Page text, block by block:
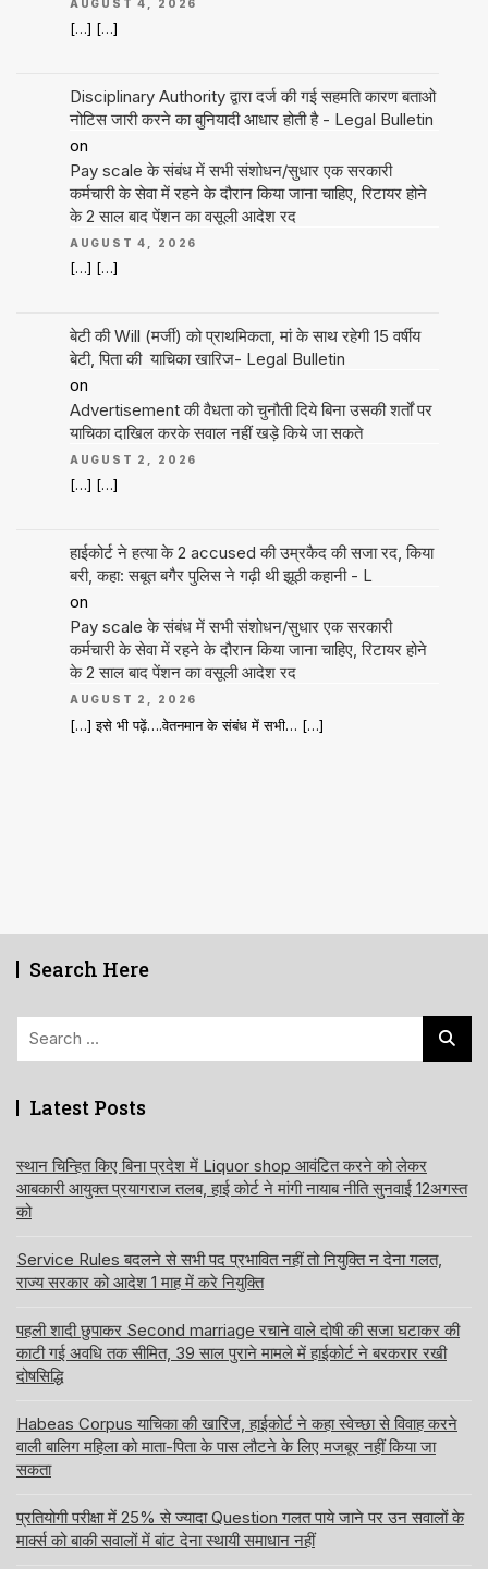
AUGUST 4, 2026
[…] […]
Disciplinary Authority द्वारा दर्ज की गई सहमति कारण बताओ
नोटिस जारी करने का बुनियादी आधार होती है - Legal Bulletin
on
Pay scale के संबंध में सभी संशोधन/सुधार एक सरकारी
कर्मचारी के सेवा में रहने के दौरान किया जाना चाहिए, रिटायर होने
के 2 साल बाद पेंशन का वसूली आदेश रद
AUGUST 4, 2026
[…] […]
बेटी की Will (मर्जी) को प्राथमिकता, मां के साथ रहेगी 15 वर्षीय
बेटी, पिता की याचिका खारिज- Legal Bulletin
on
Advertisement की वैधता को चुनौती दिये बिना उसकी शर्तों पर
याचिका दाखिल करके सवाल नहीं खड़े किये जा सकते
AUGUST 2, 2026
[…] […]
हाईकोर्ट ने हत्या के 2 accused की उम्रकैद की सजा रद, किया
बरी, कहा: सबूत बगैर पुलिस ने गढ़ी थी झूठी कहानी - L
on
Pay scale के संबंध में सभी संशोधन/सुधार एक सरकारी
कर्मचारी के सेवा में रहने के दौरान किया जाना चाहिए, रिटायर होने
के 2 साल बाद पेंशन का वसूली आदेश रद
AUGUST 2, 2026
[…] इसे भी पढ़ें….वेतनमान के संबंध में सभी… […]
Search Here
Latest Posts
स्थान चिन्हित किए बिना प्रदेश में Liquor shop आवंटित करने को लेकर
आबकारी आयुक्त प्रयागराज तलब, हाई कोर्ट ने मांगी नायाब नीति सुनवाई 12अगस्त
को
Service Rules बदलने से सभी पद प्रभावित नहीं तो नियुक्ति न देना गलत,
राज्य सरकार को आदेश 1 माह में करे नियुक्ति
पहली शादी छुपाकर Second marriage रचाने वाले दोषी की सजा घटाकर की
काटी गई अवधि तक सीमित, 39 साल पुराने मामले में हाईकोर्ट ने बरकरार रखी
दोषसिद्धि
Habeas Corpus याचिका की खारिज, हाईकोर्ट ने कहा स्वेच्छा से विवाह करने
वाली बालिग महिला को माता-पिता के पास लौटने के लिए मजबूर नहीं किया जा
सकता
प्रतियोगी परीक्षा में 25% से ज्यादा Question गलत पाये जाने पर उन सवालों के
मार्क्स को बाकी सवालों में बांट देना स्थायी समाधान नहीं